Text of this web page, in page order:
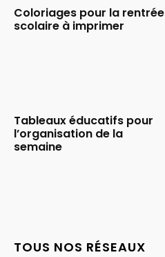
Coloriages pour la rentrée
scolaire à imprimer
Tableaux éducatifs pour
l’organisation de la
semaine
TOUS NOS RÉSEAUX